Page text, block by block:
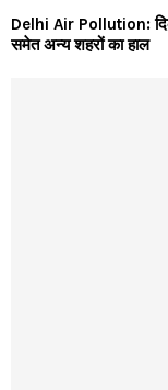
Delhi Air Pollution:
समेत अन्य शहरों का हाल